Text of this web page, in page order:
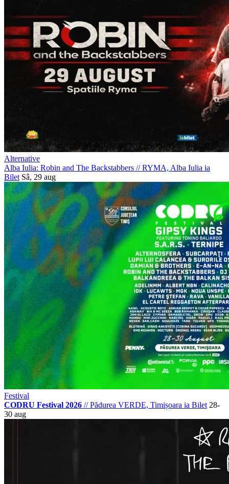
Alternative
Alba Iulia: Robin and The Backstabbers //RYMA, Alba Iulia ia
Bilet Sâ, 29 aug
Festival
CODRU Festival 2026 //Pădurea VERDE, Timișoara ia Bilet 28-
30 aug